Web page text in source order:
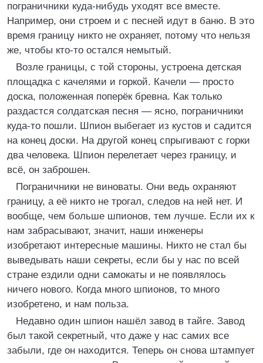
пограничники куда-нибудь уходят все вместе.
Например, они строем и с песней идут в баню. В это
время границу никто не охраняет, потому что нельзя
же, чтобы кто-то остался немытый.
Возле границы, с той стороны, устроена детская
площадка с качелями и горкой. Качели — просто
доска, положенная поперёк бревна. Как только
раздастся солдатская песня — ясно, пограничники
куда-то пошли. Шпион выбегает из кустов и садится
на конец доски. На другой конец спрыгивают с горки
два человека. Шпион перелетает через границу, и
всё, он заброшен.
Пограничники не виноваты. Они ведь охраняют
границу, а её никто не трогал, следов на ней нет. И
вообще, чем больше шпионов, тем лучше. Если их к
нам забрасывают, значит, наши инженеры
изобретают интересные машины. Никто не стал бы
выведывать наши секреты, если бы у нас по всей
стране ездили одни самокаты и не появлялось
ничего нового. Когда много шпионов, то много
изобретено, и нам польза.
Недавно один шпион нашёл завод в тайге. Завод
был такой секретный, что даже у нас самих все
забыли, где он находится. Теперь он снова штампует